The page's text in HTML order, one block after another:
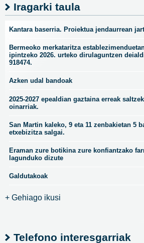
Iragarki taula
Kantara baserria. Proiektua jendaurrean
Bermeoko merkataritza
ipintzeko 2026. urteko dirulaguntzen
918474.
Azken udal bandoak
2025-2027 epealdian gaztaina erreak
oinarriak.
San Martin kaleko, 9 eta 11 zenbakietan 5
etxebizitza salgai.
Eraman zure botikina zure konfiantzako
lagunduko dizute
Galdutakoak
+ Gehiago ikusi
Telefono interesgarriak